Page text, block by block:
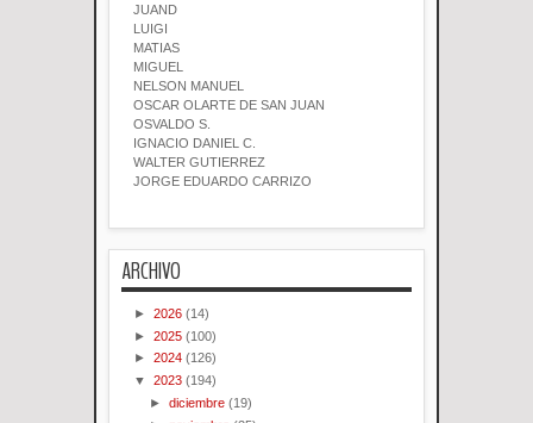
JUAND
LUIGI
MATIAS
MIGUEL
NELSON MANUEL
OSCAR OLARTE DE SAN JUAN
OSVALDO S.
IGNACIO DANIEL C.
WALTER GUTIERREZ
JORGE EDUARDO CARRIZO
ARCHIVO
► 2026 (14)
► 2025 (100)
► 2024 (126)
▼ 2023 (194)
►diciembre (19)